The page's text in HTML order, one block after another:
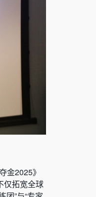
金2025》
仅拓宽全球